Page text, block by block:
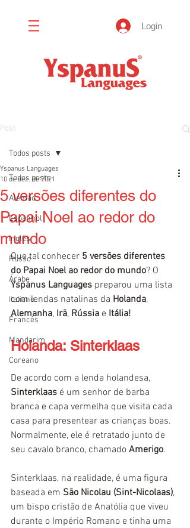
Login
Post
Todos posts
Alemão
Espanhol
Inglês
Russo
Árabe
Italiano
Francês
Mandarim
Coreano
Todos posts
5 versões diferentes do
Papai Noel ao redor do
mundo
Yspanus Languages
10 de dez. de 2021
Que tal conhecer 5 versões diferentes
do Papai Noel ao redor do mundo? O
Yspanus Languages preparou uma lista
com lendas natalinas da Holanda,
Alemanha, Irã, Rússia e Itália!
Holanda: Sinterklaas
De acordo com a lenda holandesa,
Sinterklaas é um senhor de barba
branca e capa vermelha que visita cada
casa para presentear as crianças boas.
Normalmente, ele é retratado junto de
seu cavalo branco, chamado Amerigo.
Sinterklaas, na realidade, é uma figura
baseada em São Nicolau (Sint-Nicolaas),
um bispo cristão de Anatólia que viveu
durante o Império Romano e tinha uma